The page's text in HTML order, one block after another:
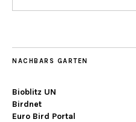
NACHBARS GARTEN
Bioblitz UN
Birdnet
Euro Bird Portal